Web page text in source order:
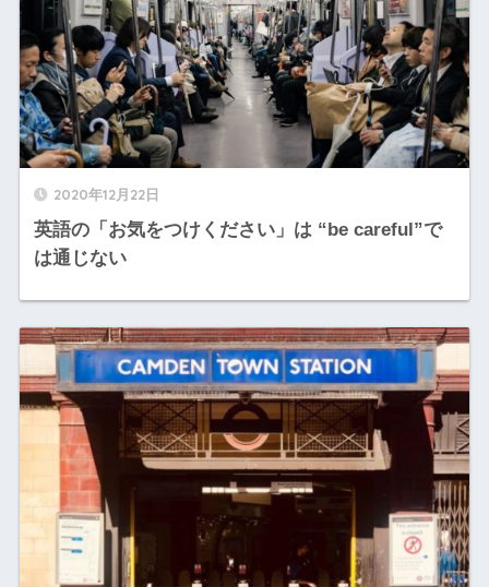
2020年12月22日
英語の「お気をつけください」は “be careful”で
は通じない